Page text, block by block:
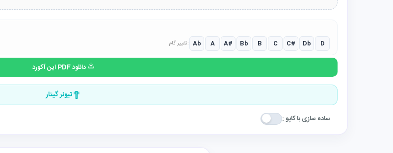
تغییر گام: Ab A A# Bb B C C# Db D
دانلود PDF این آکورد
تیونر گیتار
ساده سازی با کاپو :